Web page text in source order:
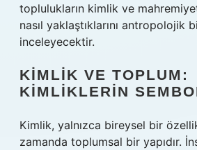
toplulukların kimlik ve
nasıl yaklaştıklarını antropolojik
inceleyecektir.
KIMLIK VE TOPLUM:
KIMLIKLERIN
Kimlik, yalnızca bireysel bir
zamanda toplumsal bir yapıdır.